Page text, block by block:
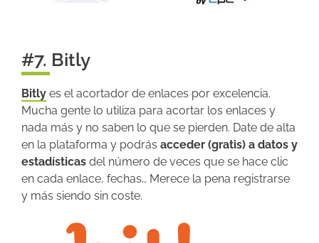
#7. Bitly
Bitly es el acortador de enlaces por excelencia.
Mucha gente lo utiliza para acortar los enlaces y
nada más y no saben lo que se pierden. Date de alta
en la plataforma y podrás acceder (gratis) a datos y
estadísticas del número de veces que se hace clic
en cada enlace, fechas… Merece la pena registrarse
y más siendo sin coste.